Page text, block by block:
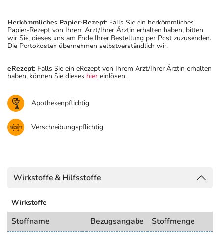
Herkömmliches Papier-Rezept: Falls Sie ein herkömmliches
Papier-Rezept von Ihrem Arzt/Ihrer Ärztin erhalten haben, bitten
wir Sie, dieses uns am Ende Ihrer Bestellung per Post zuzusenden.
Die Portokosten übernehmen selbstverständlich wir.
eRezept: Falls Sie ein eRezept von Ihrem Arzt/Ihrer Ärztin erhalten
haben, können Sie dieses hier einlösen.
Apothekenpflichtig
Verschreibungspflichtig
Wirkstoffe & Hilfsstoffe
Wirkstoffe
Stoffname Bezugsangabe Stoffmenge